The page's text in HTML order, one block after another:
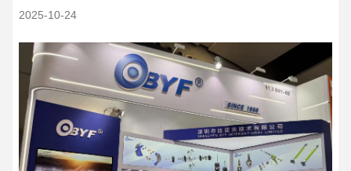
2025-10-24